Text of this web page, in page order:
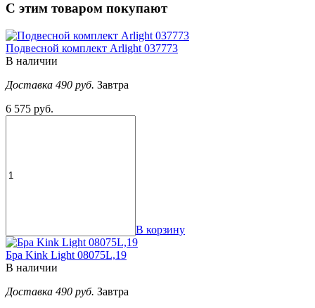
С этим товаром покупают
Подвесной комплект Arlight 037773
В наличии
Доставка 490 руб. Завтра
6 575 руб.
В корзину
Бра Kink Light 08075L,19
В наличии
Доставка 490 руб. Завтра